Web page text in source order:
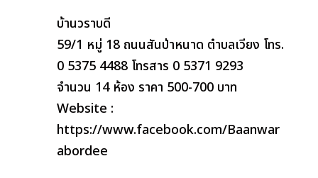
บ้านวราบดี
59/1 หมู่ 18 ถนนสันป่าหนาด ตำบลเวียง โทร.
0 5375 4488 โทรสาร 0 5371 9293
จำนวน 14 ห้อง ราคา 500-700 บาท
Website :
https://www.facebook.com/Baanwar
abordee